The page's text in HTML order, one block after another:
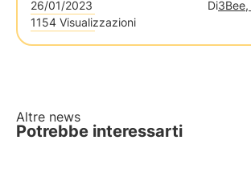
26/01/2023 Di
1154 Visualizzazioni
Altre news
Potrebbe interessarti